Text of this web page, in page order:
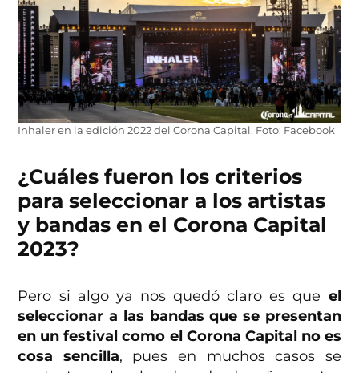
Inhaler en la edición 2022 del Corona Capital. Foto: Facebook
¿Cuáles fueron los criterios
para seleccionar a los artistas
y bandas en el Corona Capital
2023?
Pero si algo ya nos quedó claro es que el
seleccionar a las bandas que se presentan
en un festival como el Corona Capital no es
cosa sencilla, pues en muchos casos se